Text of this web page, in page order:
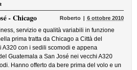
- Chicago Roberto 6 ottobre 2010
servizio e qualità variabili in funzione
prima tratta da Chicago a Città del
A320 con i sedili scomodi e appena
Guatemala a San José nei vecchi A320
Hanno offerto da bere prima del volo e un